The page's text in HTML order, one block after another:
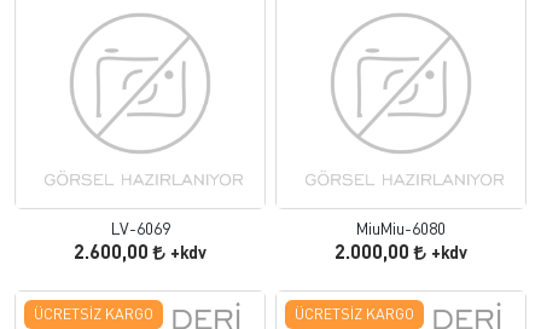
LV-6069
2.600,00 +kdv
MiuMiu-6080
2.000,00 +kdv
ÜCRETSIZ KARGO ÜCRETSIZ KARGO